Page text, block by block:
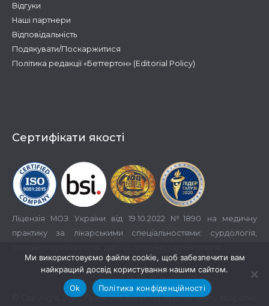
Відгуки
Наші партнери
Відповідальність
Подякувати/Поскаржитися
Політика редакції «Беттертон» (Editorial Policy)
Сертифікати якості
Ліцензія МОЗ України від 19.10.2022 №1890 на медичну
практику за лікарськими спеціальностями: сурдологія,
© Copyright 2025. При копіюванні матеріалів сайту зворотнє
Ми використовуємо файли cookie, щоб забезпечити вам
найкращий досвід користування нашим сайтом.
Ok
Політика конфіденційності